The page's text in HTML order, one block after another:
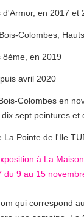
en 2017 et
Colombes,
8ème, en 2019
avril 2020
Colombes en
sept peintures et
La Pointe de l'Ile
qui correspond